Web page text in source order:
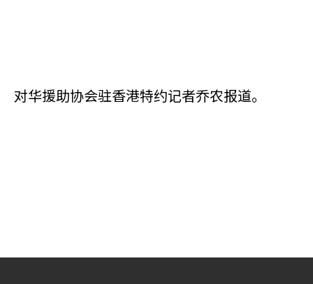
对华援助协会驻香港特约记者乔农报道。